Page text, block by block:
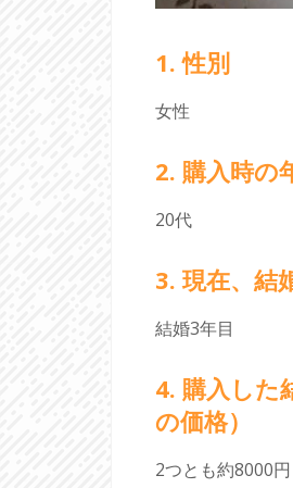
1. 性別
女性
2. 購入時の
20代
3. 現在、結
結婚3年目
4. 購入した
の価格）
2つとも約8000円